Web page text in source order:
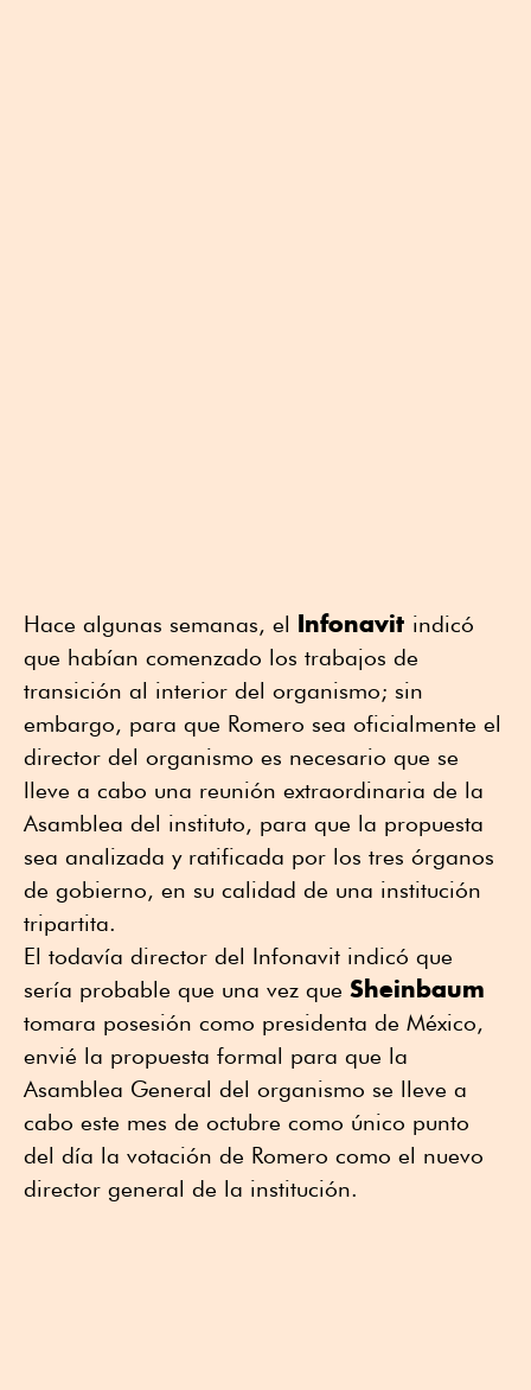
Hace algunas semanas, el Infonavit indicó
que habían comenzado los trabajos de
transición al interior del organismo; sin
embargo, para que Romero sea oficialmente el
director del organismo es necesario que se
lleve a cabo una reunión extraordinaria de la
Asamblea del instituto, para que la propuesta
sea analizada y ratificada por los tres órganos
de gobierno, en su calidad de una institución
tripartita.
El todavía director del Infonavit indicó que
sería probable que una vez que Sheinbaum
tomara posesión como presidenta de México,
envié la propuesta formal para que la
Asamblea General del organismo se lleve a
cabo este mes de octubre como único punto
del día la votación de Romero como el nuevo
director general de la institución.